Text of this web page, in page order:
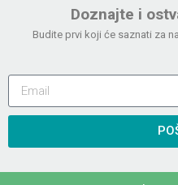
Doznajte i
Budite prvi koji će saznati za